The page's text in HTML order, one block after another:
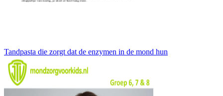
Tandpasta die zorgt dat de enzymen in de mond hun